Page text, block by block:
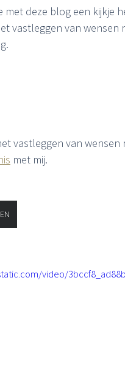
met deze blog een kijkje
vastleggen van
vastleggen van
met mij.
video/